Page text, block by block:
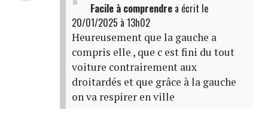
Facile à comprendrea écrit le
20/01/2025 à 13h02
Heureusement que la gauche a
compris elle , que c est fini du tout
voiture contrairement aux
droitardés et que grâce à la gauche
on va respirer en ville